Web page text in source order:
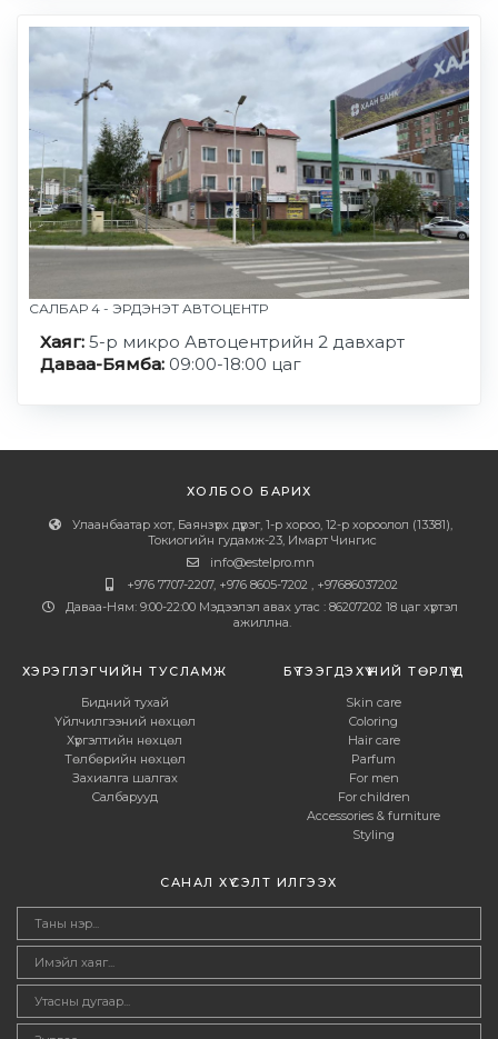
САЛБАР 4 - ЭРДЭНЭТ АВТОЦЕНТР
Хаяг: 5-р микро Автоцентрийн 2 давхарт
Даваа-Бямба: 09:00-18:00 цаг
ХОЛБОО БАРИХ
Улаанбаатар хот, Баянзүрх дүүрэг, 1-р хороо, 12-р хороолол (13381),
Токиогийн гудамж-23, Имарт Чингис
info@estelpro.mn
+976 7707-2207, +976 8605-7202 , +97686037202
Даваа-Ням: 9:00-22:00 Мэдээлэл авах утас : 86207202 18 цаг хүртэл
ажиллна.
ХЭРЭГЛЭГЧИЙН ТУСЛАМЖ
Бидний тухай
Үйлчилгээний нөхцөл
Хүргэлтийн нөхцөл
Төлбөрийн нөхцөл
Захиалга шалгах
Салбарууд
БҮТЭЭГДЭХҮҮНИЙ ТӨРЛҮҮД
Skin care
Coloring
Hair care
Parfum
For men
For children
Accessories & furniture
Styling
САНАЛ ХҮСЭЛТ ИЛГЭЭХ